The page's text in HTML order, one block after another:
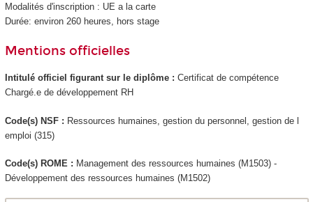
Modalités d'inscription : UE a la carte
Durée: environ 260 heures, hors stage
Mentions officielles
Intitulé officiel figurant sur le diplôme : Certificat de compétence
Chargé.e de développement RH
Code(s) NSF : Ressources humaines, gestion du personnel, gestion de l
emploi (315)
Code(s) ROME : Management des ressources humaines (M1503) -
Développement des ressources humaines (M1502)